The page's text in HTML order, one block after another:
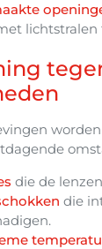
lichtstralen
die de
die